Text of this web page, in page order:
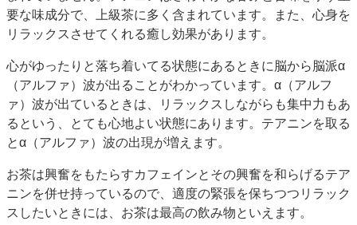
要な味成分で、上級茶に多く含まれています。また、心身を
リラックスさせてくれる癒し効果があります。
心がゆったりと落ち着いてる状態にあるときに脳から脳派α
（アルファ）波が出ることがわかっています。α（アルフ
ァ）波が出ているときは、リラックスしながらも集中力もあ
るという、とても心地よい状態にあります。テアニンを取る
とα（アルファ）波の出現が増えます。
お茶は興奮をもたらすカフェインとその興奮を和らげるテア
ニンを併せ持っているので、適度の緊張を保ちつつリラック
スしたいときには、お茶は最高の飲み物といえます。